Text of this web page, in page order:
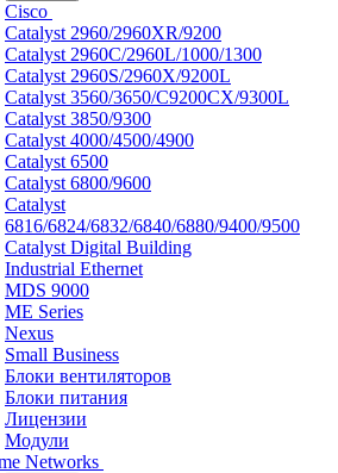
Cisco
Catalyst 2960/2960XR/9200
Catalyst 2960C/2960L/1000/1300
Catalyst 2960S/2960X/9200L
Catalyst 3560/3650/C9200CX/9300L
Catalyst 3850/9300
Catalyst 4000/4500/4900
Catalyst 6500
Catalyst 6800/9600
Catalyst
6816/6824/6832/6840/6880/9400/9500
Catalyst Digital Building
Industrial Ethernet
MDS 9000
ME Series
Nexus
Small Business
Блоки вентиляторов
Блоки питания
Лицензии
Модули
Networks